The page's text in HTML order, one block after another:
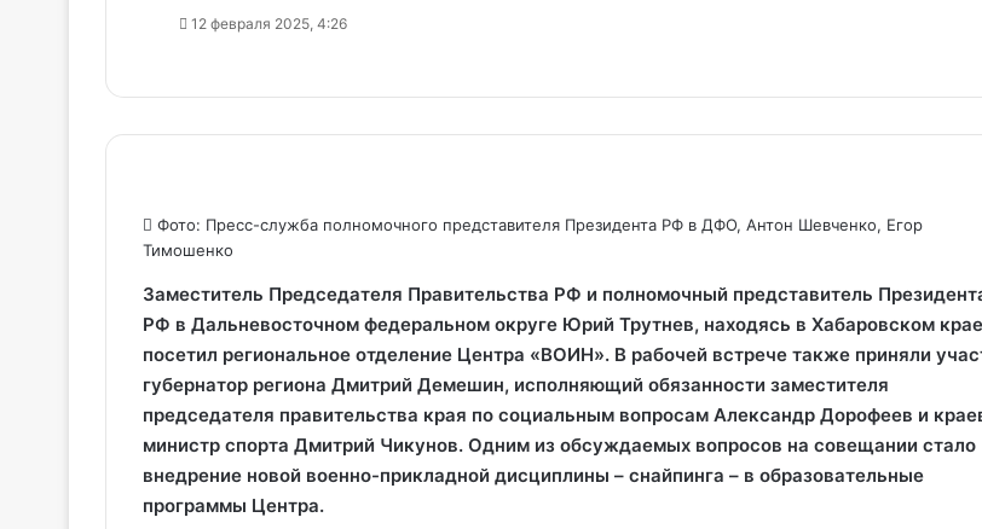
12 февраля 2025, 4:26
Фото: Пресс-служба полномочного представителя Президента РФ в ДФО, Антон Шевченко, Егор
Тимошенко
Заместитель Председателя Правительства РФ и полномочный представитель
РФ в Дальневосточном федеральном округе Юрий Трутнев, находясь в Хабаровском
посетил региональное отделение Центра «ВОИН». В рабочей встрече также приняли
губернатор региона Дмитрий Демешин, исполняющий обязанности заместителя
председателя правительства края по социальным вопросам Александр Дорофеев и
министр спорта Дмитрий Чикунов. Одним из обсуждаемых вопросов на совещании стало
внедрение новой военно-прикладной дисциплины – снайпинга – в образовательные
программы Центра.